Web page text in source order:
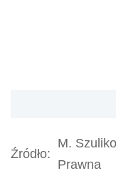
Źródło:
M.
Prawna